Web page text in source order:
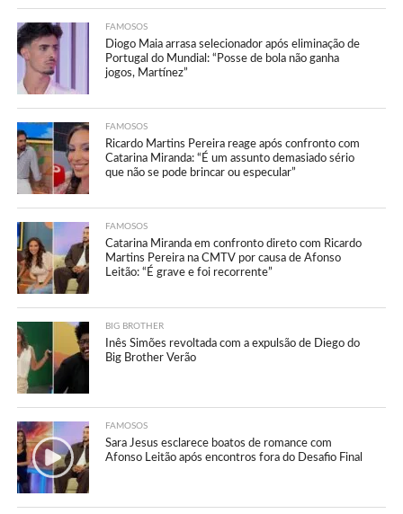
FAMOSOS
Diogo Maia arrasa selecionador após eliminação de
Portugal do Mundial: “Posse de bola não ganha
jogos, Martínez”
FAMOSOS
Ricardo Martins Pereira reage após confronto com
Catarina Miranda: “É um assunto demasiado sério
que não se pode brincar ou especular”
FAMOSOS
Catarina Miranda em confronto direto com Ricardo
Martins Pereira na CMTV por causa de Afonso
Leitão: “É grave e foi recorrente”
BIG BROTHER
Inês Simões revoltada com a expulsão de Diego do
Big Brother Verão
FAMOSOS
Sara Jesus esclarece boatos de romance com
Afonso Leitão após encontros fora do Desafio Final